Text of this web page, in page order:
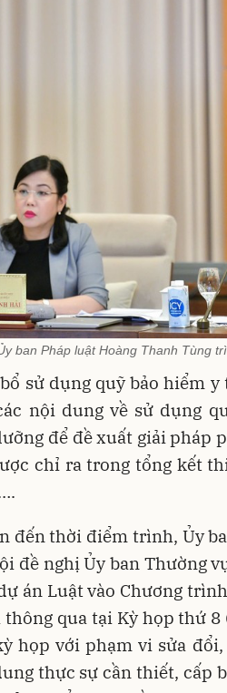
ban Pháp luật Hoàng Thanh Tùng
sử dụng quỹ bảo hiểm
nội dung về sử dụng
để đề xuất giải pháp
chỉ ra trong tổng kết
đến thời điểm trình, Ủy
đề nghị Ủy ban Thường
án Luật vào Chương
thông qua tại Kỳ họp thứ
họp với phạm vi sửa
thực sự cần thiết, cấp